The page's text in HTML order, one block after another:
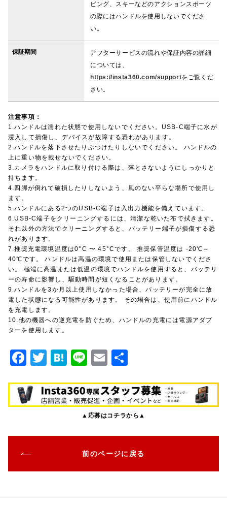
ビング、スキーなどのアクションスポーツ
の際にはハンドルを使用しないでくださ
い。
保証期間
アフターサービスの流れや保証内容の詳細
については、
https://insta360.com/supportをご覧くだ
さい。
注意事項：
1.ハンドルは濡れた状態で使用しないでください。USB-C端子に水が
浸入して損傷し、デバイスが故障する恐れがあります。
2.ハンドルを落下させたりぶつけたりしないでください。 ハンドルの
上に重い物を載せないでください。
3.カメラをハンドルに取り付ける際は、落とさないようにしっかりと
持ちます。
4.四脚が倒れて破損したりしないよう、風のない平らな場所で使用し
ます。
5.ハンドルにある2つのUSB-C端子は入出力機能を備えています。
6.USB-C端子をクリーニングするには、清潔な乾いた布で拭きます。
それ以外の方法でクリーニングすると、バッテリー端子が損傷する恐
れがあります。
7.推奨充電環境温度は0°C 〜 45°Cです。 推奨保管温度は -20℃～
40℃です。 ハンドルは高温の環境で使用または保管しないでくださ
い。 極端に高温または低温の環境でハンドルを使用すると、バッテリ
ーの寿命に影響し、駆動時間が短くなることがあります。
9.ハンドルを3か月以上使用しなかった場合、バッテリーが完全に放
電した状態になる可能性があります。 その場合は、使用前にハンドル
を充電します。
10.他の機器への逆充電を防ぐため、ハンドルの充電には電源アダプ
ターを使用します。
F
c
e
o
o
k
T
it
te
H
e
n
Li
e
E
ai
l
▲応募はコチラから▲
前のページに戻る